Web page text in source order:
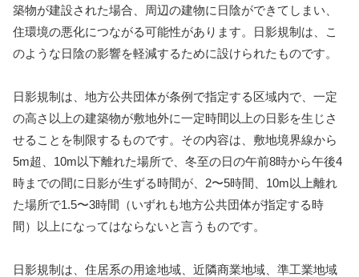
築物が建設された場合、周辺の建物に日陰ができてしまい、
住環境の悪化につながる可能性があります。日影規制は、こ
のような日陰の影響を軽減するために設けられたものです。
日影規制は、地方公共団体が条例で指定する区域内で、一定
の高さ以上の建築物が敷地外に一定時間以上の日影を生じさ
せることを制限するものです。その内容は、敷地境界線から
5m超、10m以下離れた場所で、冬至の日の午前8時から午後4
時までの間に日影が生ずる時間が、2〜5時間、10m以上離れ
た場所で1.5〜3時間（いずれも地方公共団体が指定する時
間）以上になってはならないと言うものです。
日影規制は、住居系の用途地域、近隣商業地域、準工業地域